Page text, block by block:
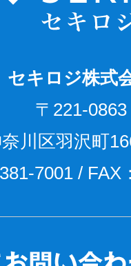
セキロジ株式
〒221-0863
川区羽沢町
7001 / FAX